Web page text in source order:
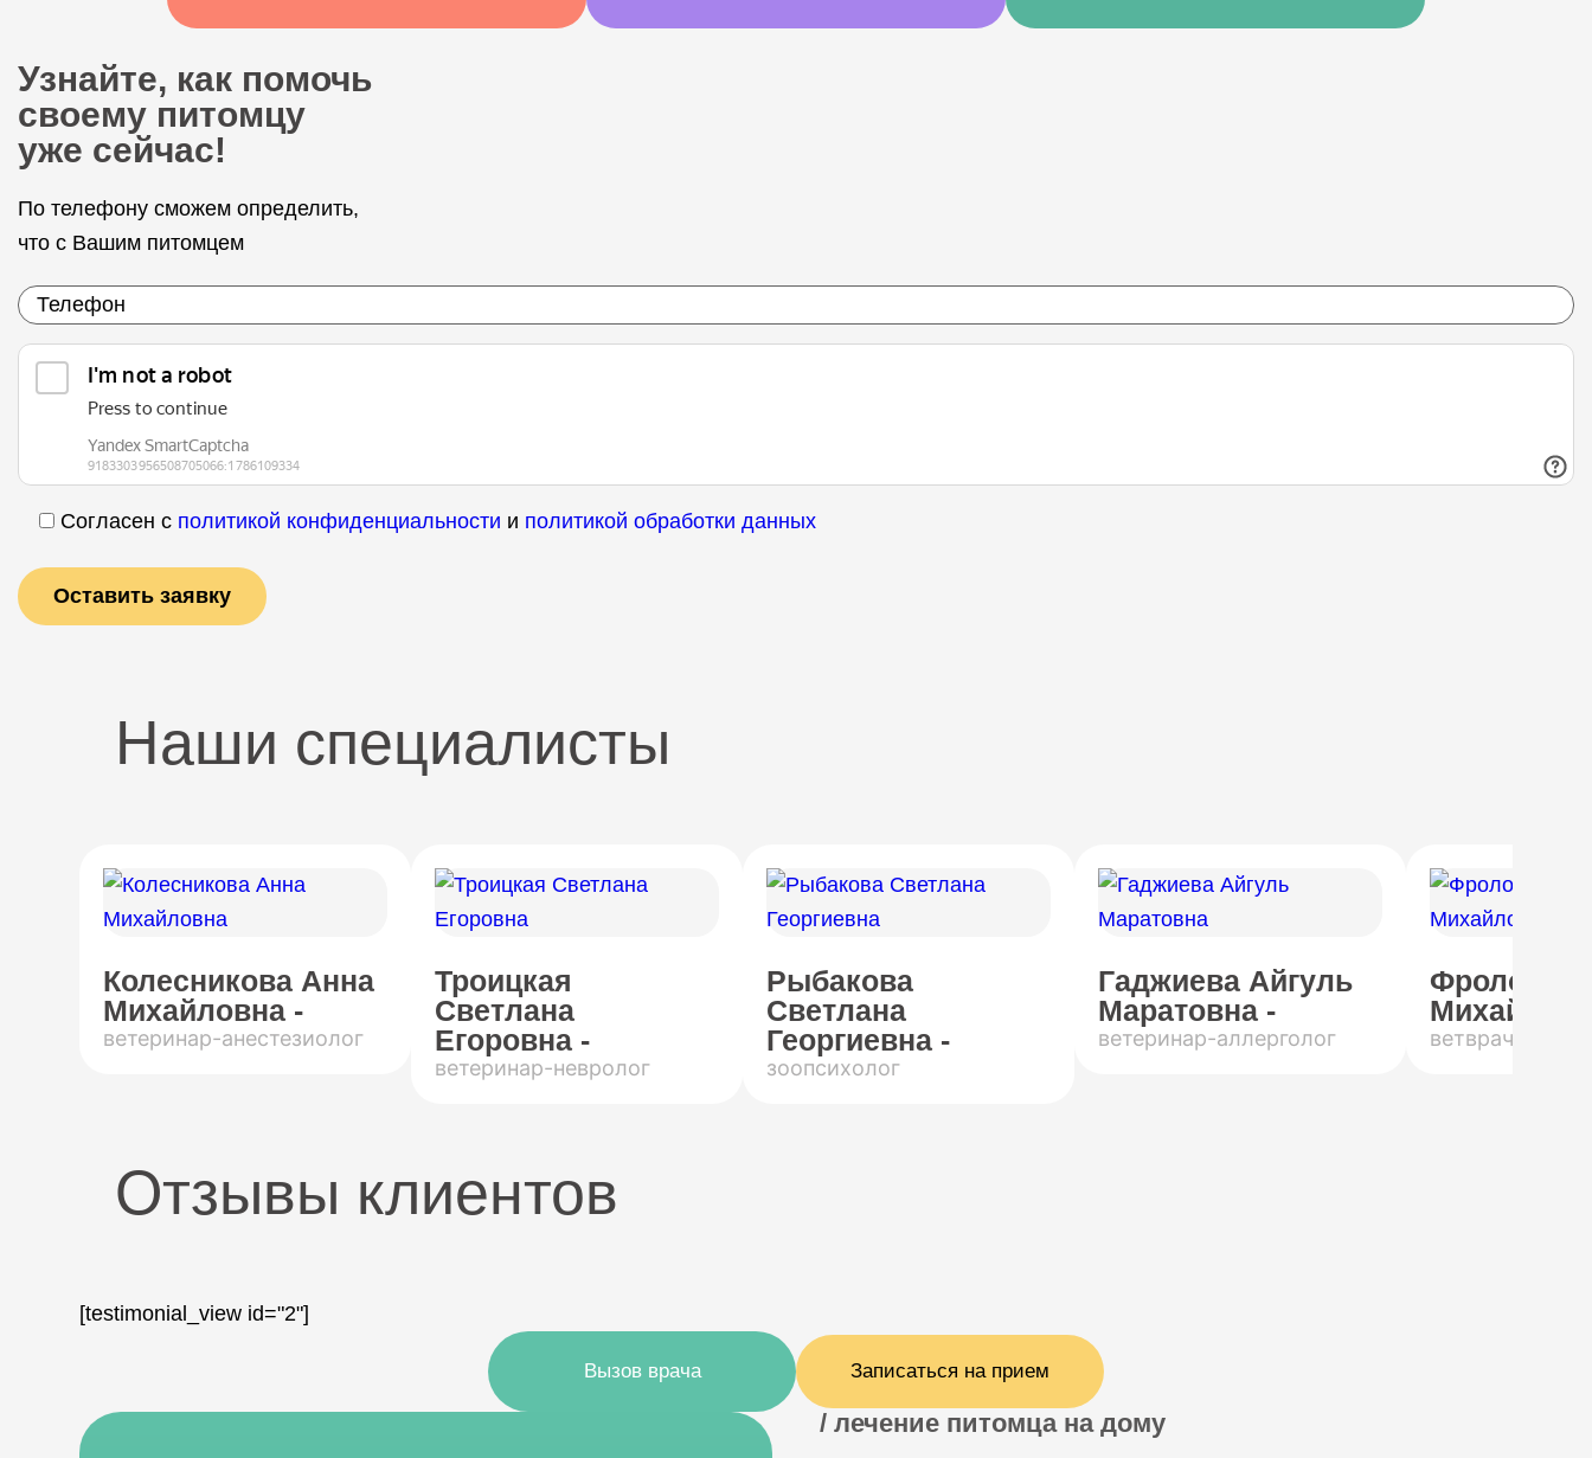
Узнайте, как помочь
своему питомцу
уже сейчас!
По телефону сможем определить,
что с Вашим питомцем
Согласен с политикой конфиденциальности и политикой обработки данных
Наши специалисты
Колесникова Анна
Михайловна -
ветеринар-анестезиолог
Троицкая
Светлана
Егоровна -
ветеринар-невролог
Рыбакова
Светлана
Георгиевна -
зоопсихолог
Гаджиева Айгуль
Маратовна -
ветеринар-аллерголог
Фролов
ветврач-
Отзывы клиентов
[testimonial_view id="2"]
Вызов врача Записаться на прием
/ лечение питомца на дому